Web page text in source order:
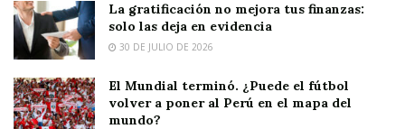
La gratificación no mejora tus finanzas:
solo las deja en evidencia
30 DE JULIO DE 2026
El Mundial terminó. ¿Puede el fútbol
volver a poner al Perú en el mapa del
mundo?